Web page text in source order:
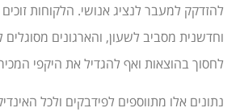
להזדקק למעבר לנציג אנושי. הלקוחות
וחדשנית מסביב לשעון, והארגונים
לחסוך בהוצאות ואף להגדיל את היקפי
נתונים אלו מתווספים לפידבקים ולכל